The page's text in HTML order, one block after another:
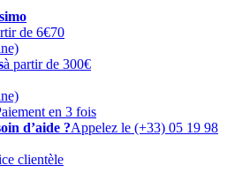
de 6€70
à partir de 300€
en 3 fois
d’aide ?Appelez le (+33) 05 19 98
clientèle